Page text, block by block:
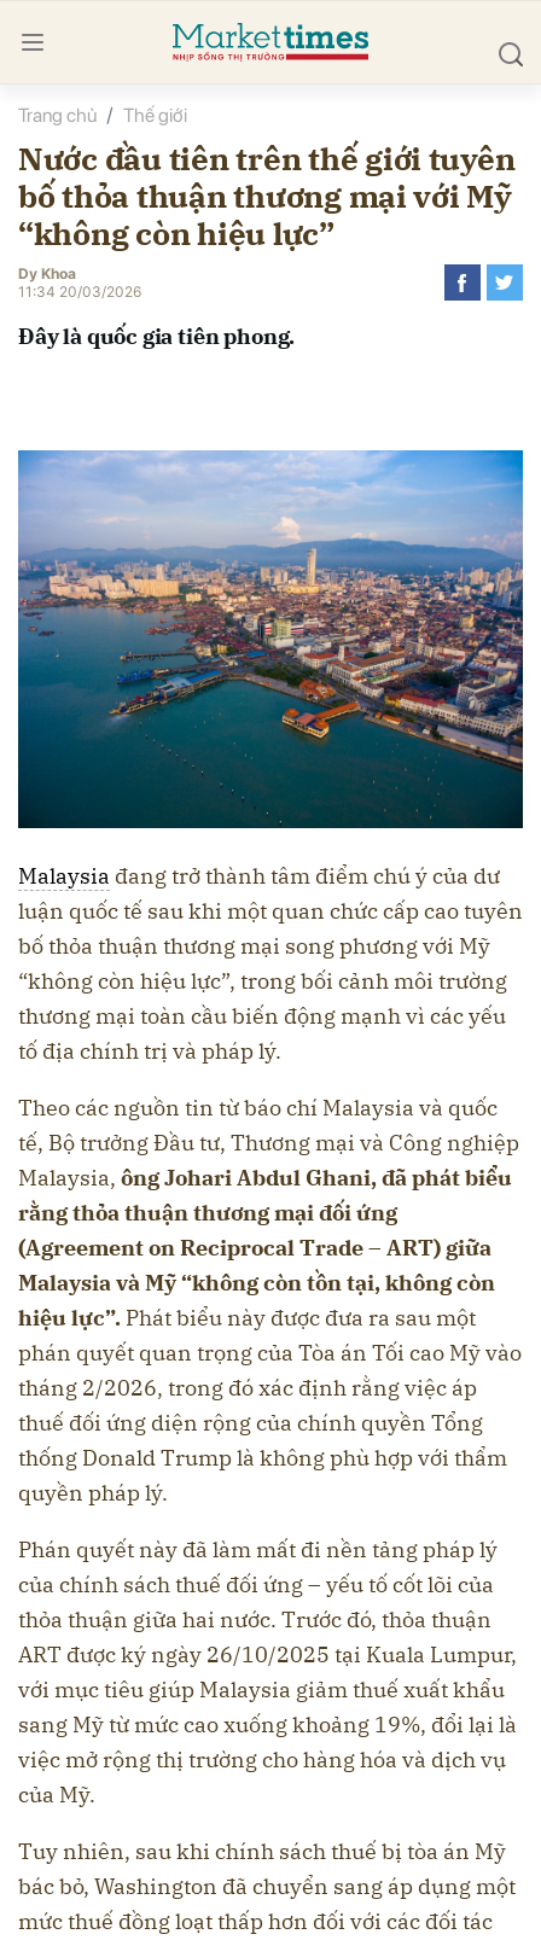
Trang chủ Thế giới
Nước đầu tiên trên thế giới tuyên
bố thỏa thuận thương mại với Mỹ
“không còn hiệu lực”
Dy Khoa
11:34 20/03/2026
Đây là quốc gia tiên phong.
Malaysia đang trở thành tâm điểm chú ý của dư
luận quốc tế sau khi một quan chức cấp cao tuyên
bố thỏa thuận thương mại song phương với Mỹ
“không còn hiệu lực”, trong bối cảnh môi trường
thương mại toàn cầu biến động mạnh vì các yếu
tố địa chính trị và pháp lý.
Theo các nguồn tin từ báo chí Malaysia và quốc
tế, Bộ trưởng Đầu tư, Thương mại và Công nghiệp
Malaysia, ông Johari Abdul Ghani, đã phát biểu
rằng thỏa thuận thương mại đối ứng
(Agreement on Reciprocal Trade – ART) giữa
Malaysia và Mỹ “không còn tồn tại, không còn
hiệu lực”. Phát biểu này được đưa ra sau một
phán quyết quan trọng của Tòa án Tối cao Mỹ vào
tháng 2/2026, trong đó xác định rằng việc áp
thuế đối ứng diện rộng của chính quyền Tổng
thống Donald Trump là không phù hợp với thẩm
quyền pháp lý.
Phán quyết này đã làm mất đi nền tảng pháp lý
của chính sách thuế đối ứng – yếu tố cốt lõi của
thỏa thuận giữa hai nước. Trước đó, thỏa thuận
ART được ký ngày 26/10/2025 tại Kuala Lumpur,
với mục tiêu giúp Malaysia giảm thuế xuất khẩu
sang Mỹ từ mức cao xuống khoảng 19%, đổi lại là
việc mở rộng thị trường cho hàng hóa và dịch vụ
của Mỹ.
Tuy nhiên, sau khi chính sách thuế bị tòa án Mỹ
bác bỏ, Washington đã chuyển sang áp dụng một
mức thuế đồng loạt thấp hơn đối với các đối tác
luận